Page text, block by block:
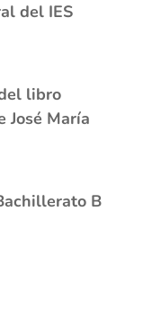
del IES
libro
José María
B